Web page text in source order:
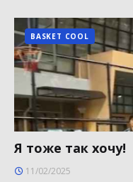
BASKET COOL
Я тоже так хочу!
11/02/2025